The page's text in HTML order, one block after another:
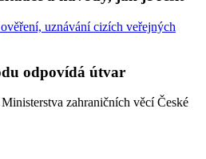
uznávání cizích veřejných
odpovídá útvar
zahraničních věcí České